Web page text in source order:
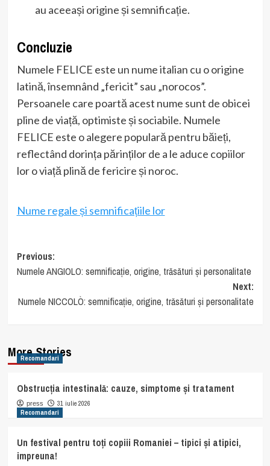
au aceeași origine și semnificație.
Concluzie
Numele FELICE este un nume italian cu o origine
latină, însemnând „fericit” sau „norocos”.
Persoanele care poartă acest nume sunt de obicei
pline de viață, optimiste și sociabile. Numele
FELICE este o alegere populară pentru băieți,
reflectând dorința părinților de a le aduce copiilor
lor o viață plină de fericire și noroc.
Nume regale și semnificațiile lor
Post
navigation
Previous:
Numele ANGIOLO: semnificație, origine, trăsături și personalitate
Next:
Numele NICCOLÒ: semnificație, origine, trăsături și personalitate
More Stories
Recomandari
Obstrucția intestinală: cauze, simptome și tratament
press
31 iulie 2026
Recomandari
Un festival pentru toți copiii Romaniei – tipici și atipici,
impreuna!